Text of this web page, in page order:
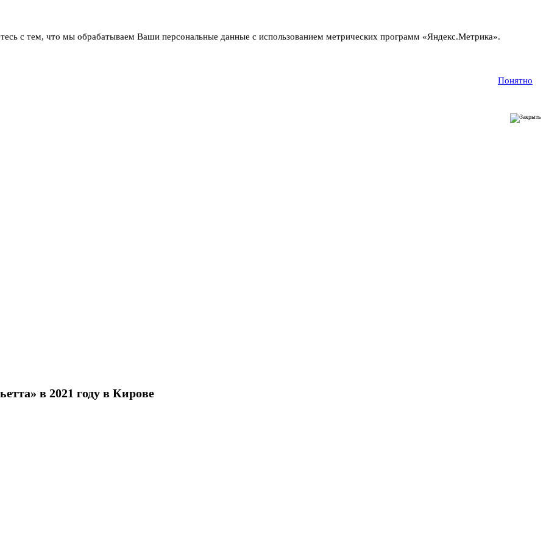
с тем, что мы обрабатываем Ваши персональные данные с использованием метрических программ «Яндекс.Метрика».
Понятно
в 2021 году в Кирове